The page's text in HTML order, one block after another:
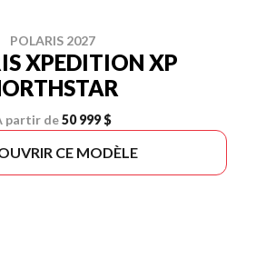
POLARIS 2027
XPEDITION XP
partir de50 999 $
CE MODÈLE